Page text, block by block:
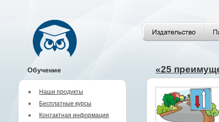
Обучение
Наши продукты
Бесплатные курсы
Контактная информация
«25